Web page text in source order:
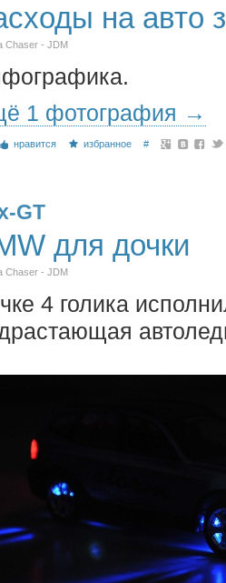
на авто
Chaser - JDM
1 фотография →
нравится избранное #
GT
для дочки
Chaser - JDM
4 голика